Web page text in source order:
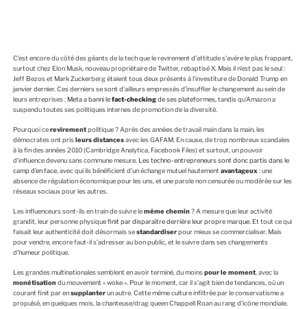
C’est encore du côté des géants de la tech que le revirement d’attitude s’avère le plus frappant,
surtout chez Elon Musk, nouveau propriétaire de Twitter, rebaptisé X. Mais il n’est pas le seul :
Jeff Bezos et Mark Zuckerberg étaient tous deux présents à l’investiture de Donald Trump en
janvier dernier. Ces derniers se sont d’ailleurs empressés d’insuffler le changement au sein de
leurs entreprises : Meta a banni lefact-checkingde ses plateformes, tandis qu’Amazon a
suspendu toutes ses politiques internes de promotion de la diversité.
Pourquoi cerevirementpolitique ? Après des années de travail main dans la main, les
démocrates ont prisleurs distancesavec les GAFAM. En cause, de trop nombreux scandales
à la fin des années 2010 (Cambridge Analytica, Facebook Files) et surtout, un pouvoir
d’influence devenu sans commune mesure. Les techno-entrepreneurs sont donc partis dans le
camp d’en face, avec qui ils bénéficient d’un échange mutuel hautementavantageux : une
absence de régulation économique pour les uns, et une parole non censurée ou modérée sur les
réseaux sociaux pour les autres.
Les influenceurs sont-ils en train de suivre lemême chemin? A mesure que leur activité
grandit, leur personne physiquefinit par disparaître derrière leur propre marque. Et tout ce qui
faisait leur authenticité doit désormais sestandardiserpour mieux se commercialiser. Mais
pour vendre, encore faut-il s’adresser au bon public, et le suivre dans ses changements
d’humeur politique.
Les grandes multinationales semblent en avoir terminé, du moinspour le moment, avec la
monétisationdu mouvement « woke ». Pour le moment, car il s’agit bien de tendances, où un
courant finit par ensupplanterun autre. Cette même culture infiltrée par le conservatisme a
propulsé, en quelques mois, la chanteuse/drag queen Chappell Roan au rang d’icône mondiale.